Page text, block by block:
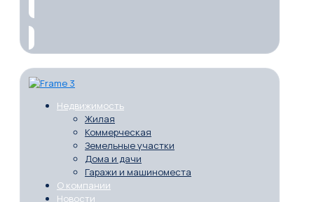
Недвижимость
Жилая
Коммерческая
Земельные участки
Дома и дачи
Гаражи и машиноместа
О компании
Новости